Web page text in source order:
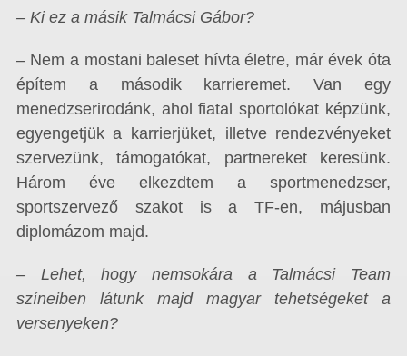
– Ki ez a másik Talmácsi Gábor?
– Nem a mostani baleset hívta életre, már évek óta
építem a második karrieremet. Van egy
menedzserirodánk, ahol fiatal sportolókat képzünk,
egyengetjük a karrierjüket, illetve rendezvényeket
szervezünk, támogatókat, partnereket keresünk.
Három éve elkezdtem a sportmenedzser,
sportszervező szakot is a TF-en, májusban
diplomázom majd.
– Lehet, hogy nemsokára a Talmácsi Team
színeiben látunk majd magyar tehetségeket a
versenyeken?